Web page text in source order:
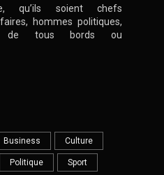
qu’ils soient chefs
hommes politiques,
de tous bords ou
Business Culture
Politique Sport